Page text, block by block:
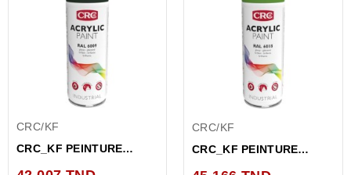
CRC/KF
CRC_KF PEINTURE
CRC/KF
CRC_KF PEINTURE